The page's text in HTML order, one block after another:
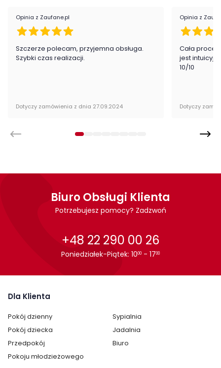
nowoczesna stylistyka
komoda trzydrzwiowa
praktyczna szuflada
system cichego domyku
szuflady z pełnym wysuwem
3 praktyczne otwarte wnęki
płyta laminowana
Opinia z Zaufane.pl
Szczerze polecam, przyjemna obsługa.
Szybki czas realizacji.
Dotyczy zamówienia z dnia 27.09.2024
Opinia z
Cała
jest
10/10
Dotyczy
Biuro Obsługi Klienta
Potrzebujesz pomocy? Zadzwoń
+48 22 290 00 26
Poniedziałek-Piątek: 1000 - 1700
Dla Klienta
Pokój dzienny
Sypialnia
Pokój dziecka
Jadalnia
Przedpokój
Biuro
Pokoju młodzieżowego